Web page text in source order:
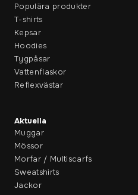
Populära produkter
T-shirts
Kepsar
Hoodies
Tygpåsar
Vattenflaskor
Reflexvästar
Aktuella
Muggar
Mössor
Morfar / Multiscarfs
Sweatshirts
Jackor